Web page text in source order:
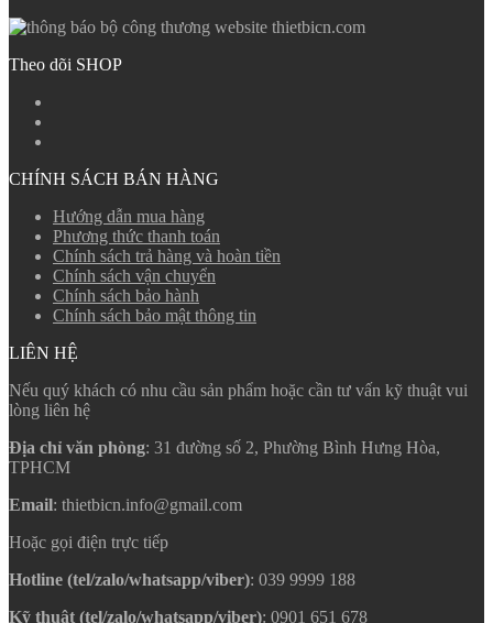
Theo dõi SHOP
CHÍNH SÁCH BÁN HÀNG
Hướng dẫn mua hàng
Phương thức thanh toán
Chính sách trả hàng và hoàn tiền
Chính sách vận chuyển
Chính sách bảo hành
Chính sách bảo mật thông tin
LIÊN HỆ
Nếu quý khách có nhu cầu sản phẩm hoặc cần tư vấn kỹ thuật vui
lòng liên hệ
Địa chỉ văn phòng: 31 đường số 2, Phường Bình Hưng Hòa,
TPHCM
Email: thietbicn.info@gmail.com
Hoặc gọi điện trực tiếp
Hotline (tel/zalo/whatsapp/viber): 039 9999 188
Kỹ thuật (tel/zalo/whatsapp/viber): 0901 651 678